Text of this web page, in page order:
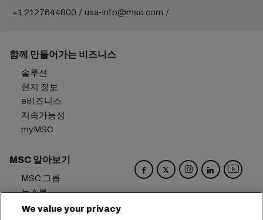
+1 2127644800 usa-info@msc.com
함께 만들어가는 비즈니스
솔루션
현지 정보
e비즈니스
지속가능성
myMSC
MSC 알아보기
MSC 그룹
뉴스룸
이벤트
We value your privacy